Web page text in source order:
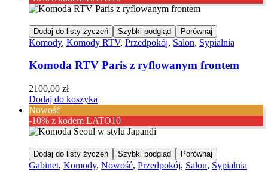
Dodaj do listy życzeń Szybki podgląd Porównaj
Komody, Komody RTV, Przedpokój, Salon, Sypialnia
Komoda RTV Paris z ryflowanym frontem
2100,00 zł
Dodaj do koszyka
Nowość
-10% z kodem LATO10
Dodaj do listy życzeń Szybki podgląd Porównaj
Gabinet, Komody, Nowość, Przedpokój, Salon, Sypialnia